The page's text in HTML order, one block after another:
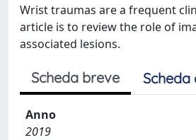
Wrist traumas are a frequent
article is to review the role of
associated lesions.
Scheda breve
Anno
2019